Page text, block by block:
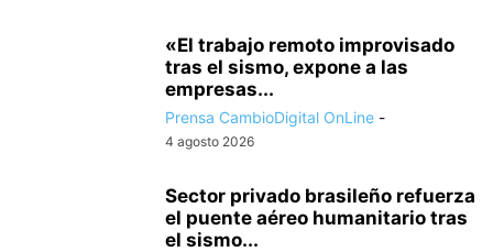
«El trabajo remoto improvisado
tras el sismo, expone a las
empresas...
Prensa CambioDigital OnLine -
4 agosto 2026
Sector privado brasileño refuerza
el puente aéreo humanitario tras
el sismo...